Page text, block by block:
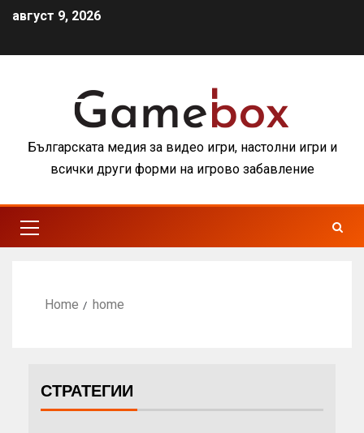
август 9, 2026
Българската медия за видео игри, настолни игри и
всички други форми на игрово забавление
Home home
СТРАТЕГИИ